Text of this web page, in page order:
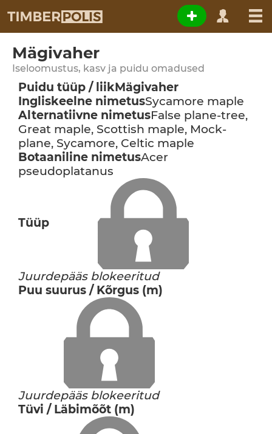
Mägivaher
Iseloomustus, kasv ja puidu omadused
Puidu tüüp / liikMägivaher
Ingliskeelne nimetusSycamore maple
Alternatiivne nimetusFalse plane-tree,
Great maple, Scottish maple, Mock-
plane, Sycamore, Celtic maple
Botaaniline nimetusAcer
pseudoplatanus
Tüüp
Juurdepääs blokeeritud
Puu suurus / Kõrgus (m)
Juurdepääs blokeeritud
Tüvi / Läbimõõt (m)